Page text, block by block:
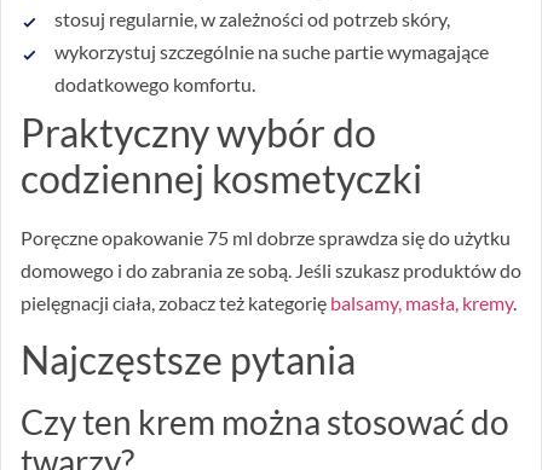
stosuj regularnie, w zależności od potrzeb skóry,
wykorzystuj szczególnie na suche partie wymagające
dodatkowego komfortu.
Praktyczny wybór do
codziennej kosmetyczki
Poręczne opakowanie 75 ml dobrze sprawdza się do użytku
domowego i do zabrania ze sobą. Jeśli szukasz produktów do
pielęgnacji ciała, zobacz też kategorię balsamy, masła, kremy.
Najczęstsze pytania
Czy ten krem można stosować do
twarzy?